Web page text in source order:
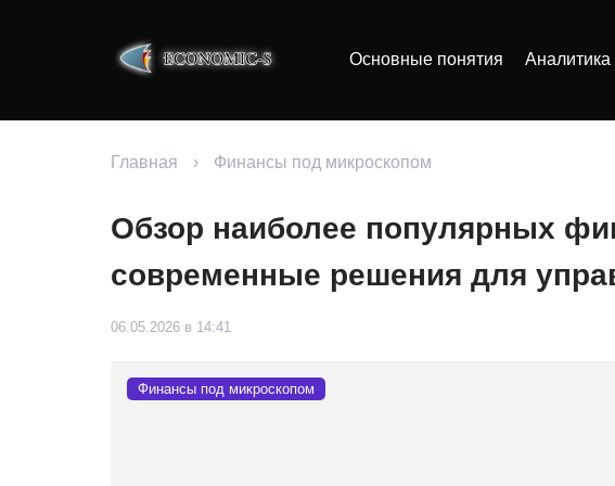
Основные понятия Аналитика
Главная › Финансы под микроскопом
Обзор наиболее популярных
современные решения для
06.05.2026 в 14:41
Финансы под микроскопом